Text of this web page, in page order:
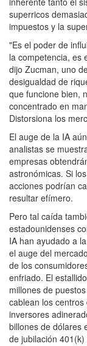
superricos
impuestos y la
"Es el poder de
la competencia, es
dijo Zucman, uno
desigualdad de
que funcione bien,
concentrado en
Distorsiona los
El auge de la IA
analistas se
empresas
astronómicas. Si
acciones podrían
resultar efímero.
Pero tal caída
estadounidenses
IA han ayudado a
el auge del
de los
enfriado. El
millones de
cablean los
inversores
billones de dólares
de jubilación